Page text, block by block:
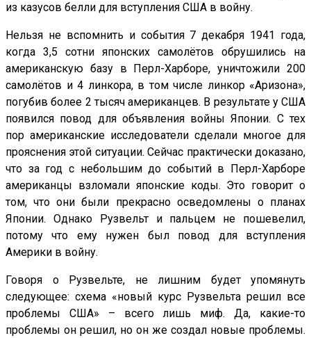
из казусов белли для вступления США в войну.
Нельзя не вспомнить и события 7 декабря 1941 года,
когда 3,5 сотни японских самолётов обрушились на
американскую базу в Перл-Харборе, уничтожили 200
самолётов и 4 линкора, в том числе линкор «Аризона»,
погубив более 2 тысяч американцев. В результате у США
появился повод для объявления войны Японии. С тех
пор американские исследователи сделали многое для
прояснения этой ситуации. Сейчас практически доказано,
что за год с небольшим до событий в Перл-Харборе
американцы взломали японские коды. Это говорит о
том, что они были прекрасно осведомлены о планах
Японии. Однако Рузвельт и пальцем не пошевелил,
потому что ему нужен был повод для вступления
Америки в войну.
Говоря о Рузвельте, не лишним будет упомянуть
следующее: схема «новый курс Рузвельта решил все
проблемы США» – всего лишь миф. Да, какие-то
проблемы он решил, но он же создал новые проблемы.